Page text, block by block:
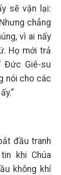
sẽ vặn lại:
chẳng
vì ai nấy
Họ mới trả
Đức Giê-su
nói cho các
đầu tranh
khi Chúa
không khí